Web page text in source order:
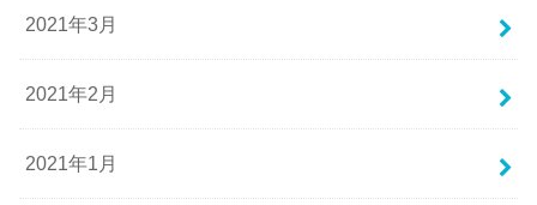
2021年3月
2021年2月
2021年1月